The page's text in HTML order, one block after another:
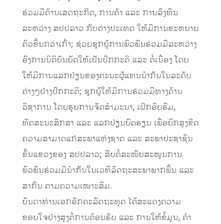
ຮ່ວມມືດ້ານເສດຖະກິດ, ການຄ້າ ແລະ ການລົງທຶນ
ລະຫວ່າງ ສປປລາວ ກັບຕ່າງປະເທດ ໃຫ້ມີການຂະຫຍາຍ
ຕົວຂຶ້ນກວ່າເກົ່າ; ຊ່ວຍຊຸກຍູ້ການພົວພັນຮ່ວມມືລະຫວ່າງ
ອົງການນິຕິບັນຍັດໃຫ້ເປັນປົກກະຕິ ແລະ ຕໍ່ເນື່ອງ ໂດຍ
ໃຫ້ມີການແລກປ່ຽນຂອງຄະນະຜູ້ແທນນຳກັນໃນລະດັບ
ຕ່າງໆຢ່າງປົກກະຕິ; ຊຸກຍູ້ໃຫ້ມີການຮ່ວມມືທາງດ້ານ
ວິຊາການ ໂດຍຮູບການຈັດສຳມະນາ, ເຝິກອົບຮົມ,
ທັດສະນະສຶກສາ ແລະ ແລກປ່ຽນບົດຮຽນ ເພື່ອຍົກສູງຂີດ
ຄວາມສາມາດແກ່ສະພາແຫ່ງຊາດ ແລະ ສະພາປະຊາຊົນ
ຂັ້ນແຂວງຂອງ ສປປລາວ; ສືບຕໍ່ສະໜັບສະໜູນການ
ພົວພັນຮ່ວມມືນຳກັນໃນເວທີລັດຖະສະພາພາກພື້ນ ແລະ
ສາກົນ ຕາມຄວາມເໝາະສົມ.
ບັນດາທ່ານເອກອັກຄະລັດຖະທູດ ໄດ້ສະແດງຄວາມ
ຂອບໃຈຢ່າງສູງຕໍ່ການຕ້ອນຮັບ ແລະ ການໃຫ້ຂໍ້ມູນ, ຄຳ